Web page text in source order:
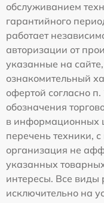
обслуживанием
гарантийного
работает
авторизации от
указанные на
ознакомительный
офертой согласно
обозначения
в информационных
перечень техники,
организация не
указанных
интересы. Все виды
исключительно на